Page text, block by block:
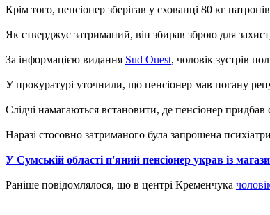
Крім того, пенсіонер зберігав у схованці 80 кг
Як стверджує затриманий, він збирав зброю для
За інформацією видання Sud Ouest, чоловік зустрів
У прокуратурі уточнили, що пенсіонер мав погану
Слідчі намагаються встановити, де пенсіонер
Наразі стосовно затриманого була запрошена
У Сумській області п'яний пенсіонер украв із
Раніше повідомлялося, що в центрі Кременчука